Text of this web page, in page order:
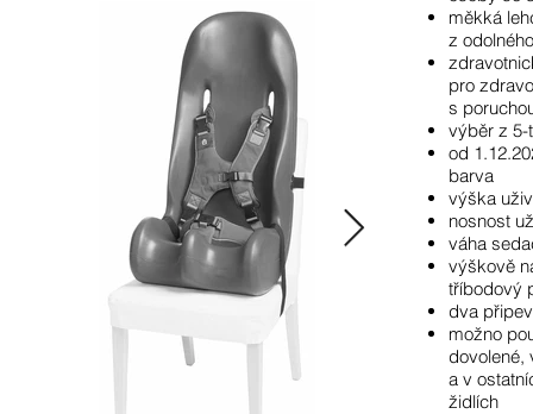
měkká
z
pro
s
výběr z
od
barva
výška
nosnost
váha
výškově
tříbodový
dva
možno
dovolené,
a v
židlích